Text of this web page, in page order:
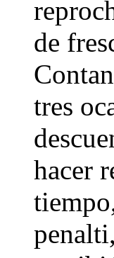
de
tres
hacer